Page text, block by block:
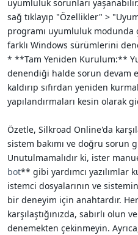
uyumluluk sorunları
sağ tıklayıp "Özellikler" >
programı uyumluluk modunda
farklı Windows sürümlerini
* **Tam Yeniden Kurulum:**
denendiği halde sorun devam
kaldırıp sıfırdan yeniden
yapılandırmaları kesin olarak
Özetle, Silkroad Online'da
sistem bakımı ve doğru sorun
Unutulmamalıdır ki, ister
bot** gibi yardımcı yazılımlar
istemci dosyalarının ve
bir deneyim için anahtardır.
karşılaştığınızda, sabırlı olun
denemekten çekinmeyin.